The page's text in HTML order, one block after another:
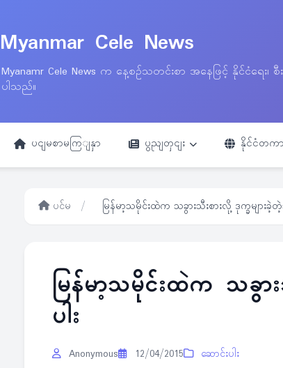
Myanmar Cele News
Myanamr Cele News က နေ့စဉ်သတင်းစာ အနေဖြင့် နိုင်ငံရေ
ပါသည်။
ပငျမစာမကြျနှာ ပွညျတှငျး နိုင်ငံတကာ
ပင်မ / မြန်မာ့သမိုင်းထဲက သခွားသီးစားလို့ ဒုက္ခများခဲ့
မြန်မာ့သမိုင်းထဲက သခွာ
ပါး
Anonymous 12/04/2015 ဆောင်းပါး